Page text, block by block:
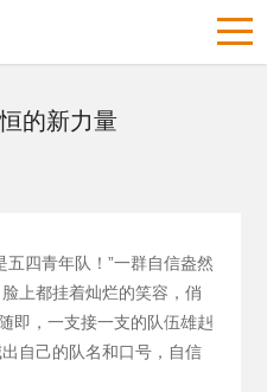
的新力量
四青年队！”一群自信盎然
上都挂着灿烂的笑容，俏
即，一支接一支的队伍雄赳
自己的队名和口号，自信